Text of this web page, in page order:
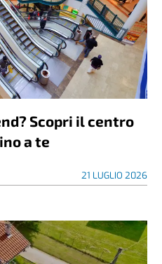
Scopri il centro
a te
21 LUGLIO 2026